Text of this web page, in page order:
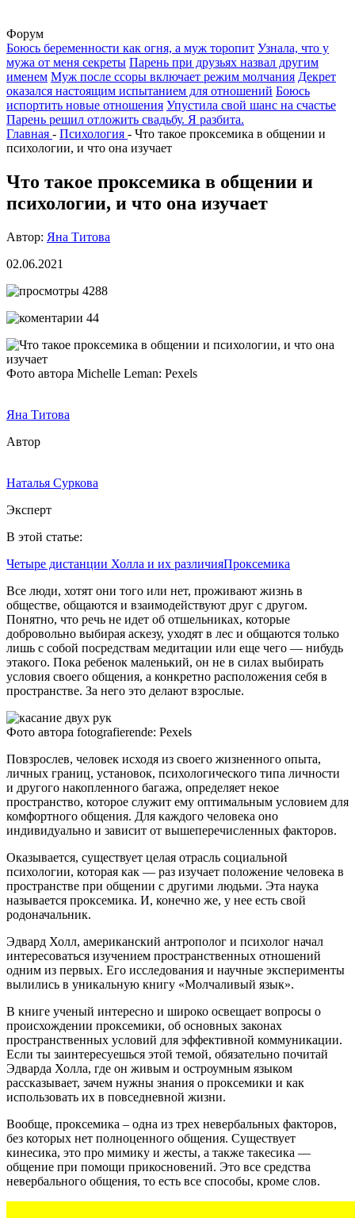
Форум
Боюсь беременности как огня, а муж торопит Узнала, что у
мужа от меня секреты Парень при друзьях назвал другим
именем Муж после ссоры включает режим молчания Декрет
оказался настоящим испытанием для отношений Боюсь
испортить новые отношения Упустила свой шанс на счастье
Парень решил отложить свадьбу. Я разбита.
Главная - Психология - Что такое проксемика в общении и
психологии, и что она изучает
Что такое проксемика в общении и
психологии, и что она изучает
Автор: Яна Титова
02.06.2021
4288
44
Фото автора Michelle Leman: Pexels
Яна Титова
Автор
Наталья Суркова
Эксперт
В этой статье:
Четыре дистанции Холла и их различияПроксемика
Все люди, хотят они того или нет, проживают жизнь в
обществе, общаются и взаимодействуют друг с другом.
Понятно, что речь не идет об отшельниках, которые
добровольно выбирая аскезу, уходят в лес и общаются только
лишь с собой посредствам медитации или еще чего — нибудь
этакого. Пока ребенок маленький, он не в силах выбирать
условия своего общения, а конкретно расположения себя в
пространстве. За него это делают взрослые.
Фото автора fotografierende: Pexels
Повзрослев, человек исходя из своего жизненного опыта,
личных границ, установок, психологического типа личности
и другого накопленного багажа, определяет некое
пространство, которое служит ему оптимальным условием для
комфортного общения. Для каждого человека оно
индивидуально и зависит от вышеперечисленных факторов.
Оказывается, существует целая отрасль социальной
психологии, которая как — раз изучает положение человека в
пространстве при общении с другими людьми. Эта наука
называется проксемика. И, конечно же, у нее есть свой
родоначальник.
Эдвард Холл, американский антрополог и психолог начал
интересоваться изучением пространственных отношений
одним из первых. Его исследования и научные эксперименты
вылились в уникальную книгу «Молчаливый язык».
В книге ученый интересно и широко освещает вопросы о
происхождении проксемики, об основных законах
пространственных условий для эффективной коммуникации.
Если ты заинтересуешься этой темой, обязательно почитай
Эдварда Холла, где он живым и остроумным языком
рассказывает, зачем нужны знания о проксемики и как
использовать их в повседневной жизни.
Вообще, проксемика – одна из трех невербальных факторов,
без которых нет полноценного общения. Существует
кинесика, это про мимику и жесты, а также такесика —
общение при помощи прикосновений. Это все средства
невербального общения, то есть все способы, кроме слов.